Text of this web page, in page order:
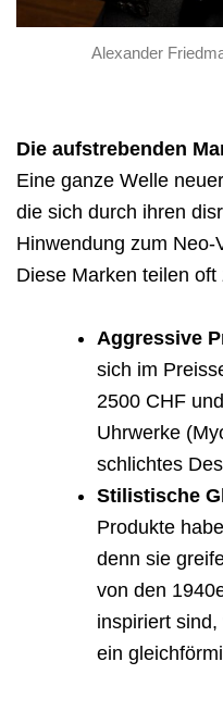
Alexander
Die aufstrebenden
Eine ganze Welle
die sich durch ihren
Hinwendung zum
Diese Marken teilen
Aggressive
sich im
2500 CHF
Uhrwerke
schlichtes
Stilistische
Produkte
denn sie
von den
inspiriert
ein